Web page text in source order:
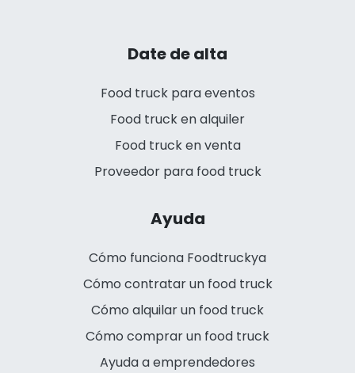
Date de alta
Food truck para eventos
Food truck en alquiler
Food truck en venta
Proveedor para food truck
Ayuda
Cómo funciona Foodtruckya
Cómo contratar un food truck
Cómo alquilar un food truck
Cómo comprar un food truck
Ayuda a emprendedores